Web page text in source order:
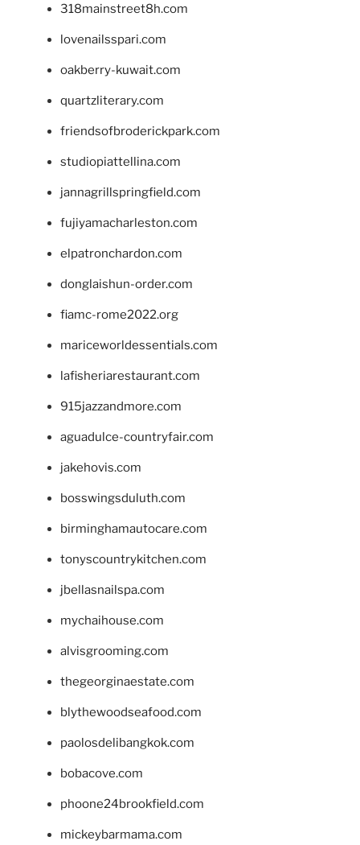
318mainstreet8h.com
lovenailsspari.com
oakberry-kuwait.com
quartzliterary.com
friendsofbroderickpark.com
studiopiattellina.com
jannagrillspringfield.com
fujiyamacharleston.com
elpatronchardon.com
donglaishun-order.com
fiamc-rome2022.org
mariceworldessentials.com
lafisheriarestaurant.com
915jazzandmore.com
aguadulce-countryfair.com
jakehovis.com
bosswingsduluth.com
birminghamautocare.com
tonyscountrykitchen.com
jbellasnailspa.com
mychaihouse.com
alvisgrooming.com
thegeorginaestate.com
blythewoodseafood.com
paolosdelibangkok.com
bobacove.com
phoone24brookfield.com
mickeybarmama.com